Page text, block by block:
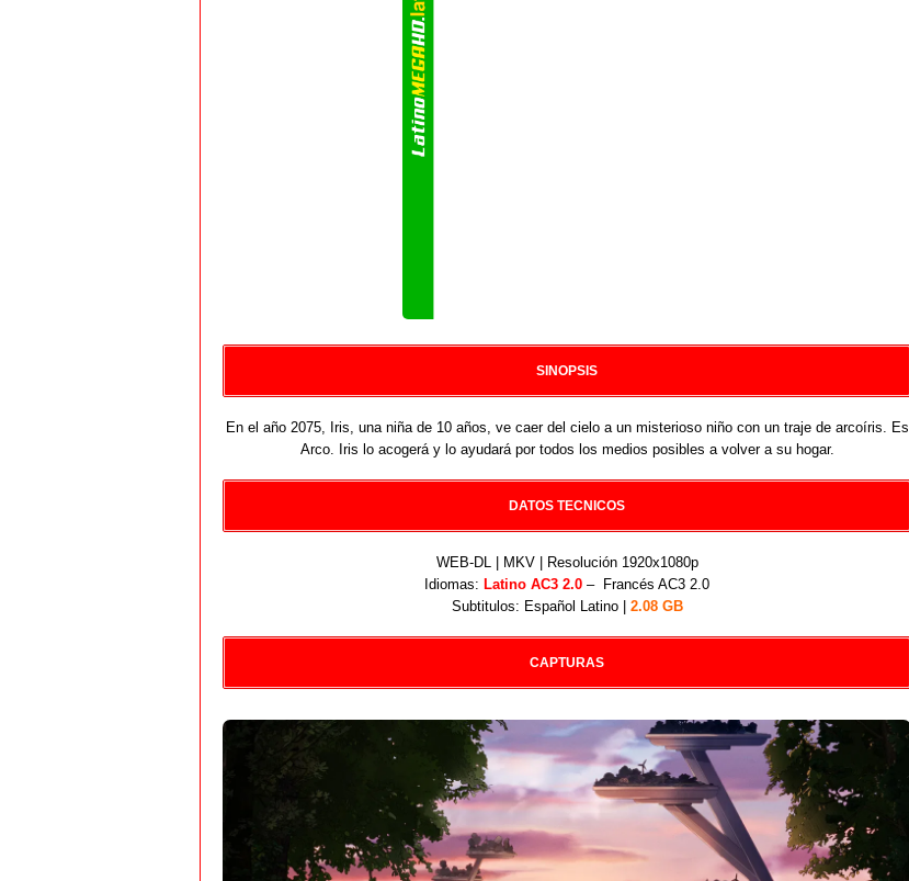
SINOPSIS
En el año 2075, Iris, una niña de 10 años, ve caer del cielo a un misterioso niño con un traje de arcoíris. Es
Arco. Iris lo acogerá y lo ayudará por todos los medios posibles a volver a su hogar.
DATOS TECNICOS
WEB-DL | MKV | Resolución 1920x1080p
Idiomas: Latino AC3 2.0 – Francés AC3 2.0
Subtitulos: Español Latino | 2.08 GB
CAPTURAS